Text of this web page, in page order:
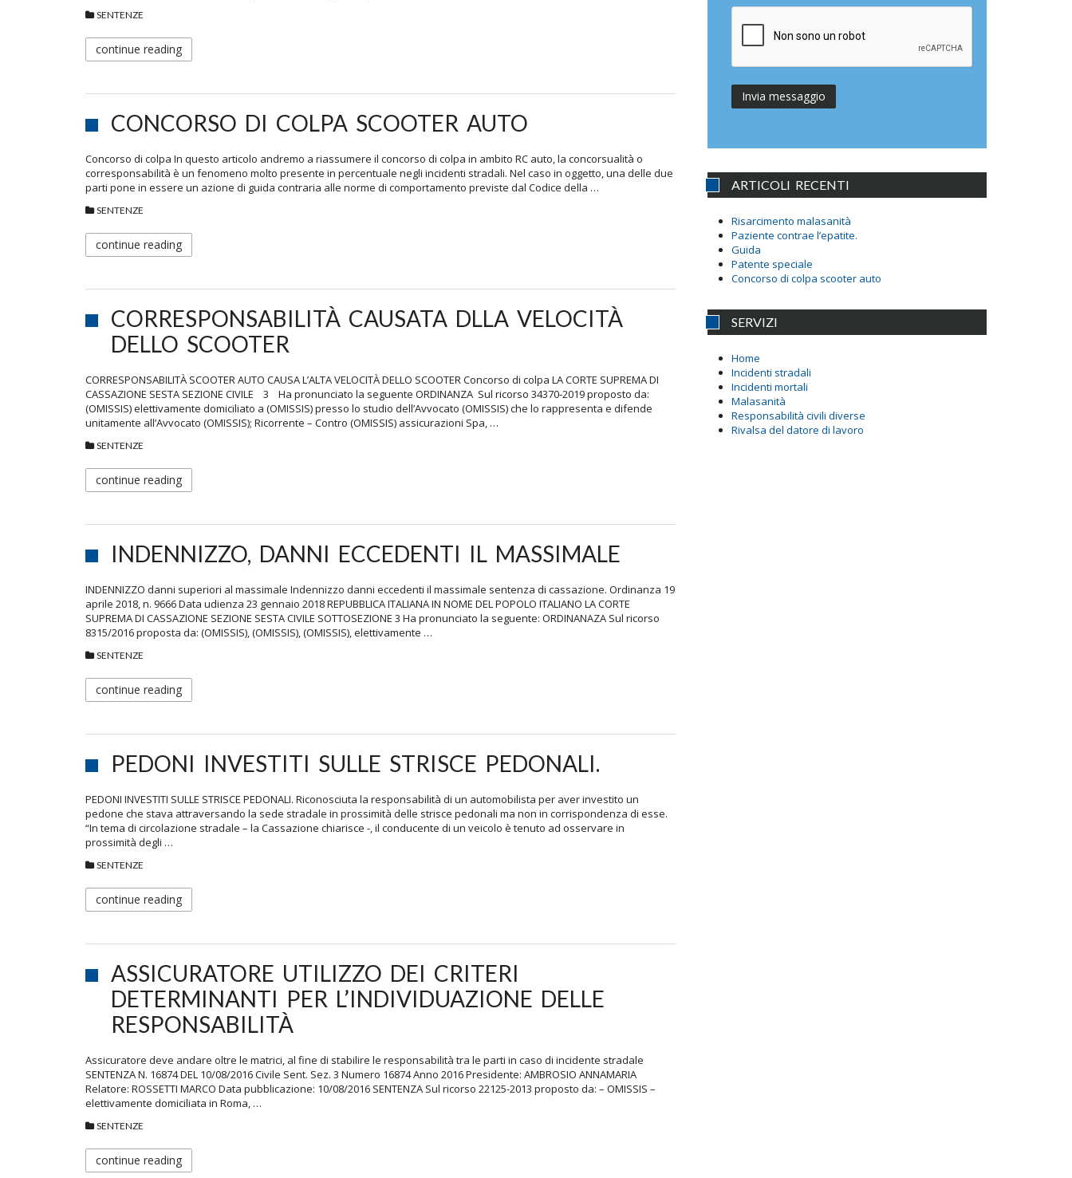
SENTENZE
continue reading
CONCORSO DI COLPA SCOOTER AUTO
Concorso di colpa In questo articolo andremo a riassumere il concorso di colpa in ambito RC auto, la concorsualità o
corresponsabilità è un fenomeno molto presente in percentuale negli incidenti stradali. Nel caso in oggetto, una delle due
parti pone in essere un azione di guida contraria alle norme di comportamento previste dal Codice della …
SENTENZE
continue reading
CORRESPONSABILITÀ CAUSATA DLLA VELOCITÀ
DELLO SCOOTER
CORRESPONSABILITÀ SCOOTER AUTO CAUSA L’ALTA VELOCITÀ DELLO SCOOTER Concorso di colpa LA CORTE SUPREMA DI
CASSAZIONE SESTA SEZIONE CIVILE 3 Ha pronunciato la seguente ORDINANZA Sul ricorso 34370-2019 proposto da:
(OMISSIS) elettivamente domiciliato a (OMISSIS) presso lo studio dell’Avvocato (OMISSIS) che lo rappresenta e difende
unitamente all’Avvocato (OMISSIS); Ricorrente – Contro (OMISSIS) assicurazioni Spa, …
SENTENZE
continue reading
INDENNIZZO, DANNI ECCEDENTI IL MASSIMALE
INDENNIZZO danni superiori al massimale Indennizzo danni eccedenti il massimale sentenza di cassazione. Ordinanza 19
aprile 2018, n. 9666 Data udienza 23 gennaio 2018 REPUBBLICA ITALIANA IN NOME DEL POPOLO ITALIANO LA CORTE
SUPREMA DI CASSAZIONE SEZIONE SESTA CIVILE SOTTOSEZIONE 3 Ha pronunciato la seguente: ORDINANAZA Sul ricorso
8315/2016 proposta da: (OMISSIS), (OMISSIS), (OMISSIS), elettivamente …
SENTENZE
continue reading
PEDONI INVESTITI SULLE STRISCE PEDONALI.
PEDONI INVESTITI SULLE STRISCE PEDONALI. Riconosciuta la responsabilità di un automobilista per aver investito un
pedone che stava attraversando la sede stradale in prossimità delle strisce pedonali ma non in corrispondenza di esse.
“In tema di circolazione stradale – la Cassazione chiarisce -, il conducente di un veicolo è tenuto ad osservare in
prossimità degli …
SENTENZE
continue reading
ASSICURATORE UTILIZZO DEI CRITERI
DETERMINANTI PER L’INDIVIDUAZIONE DELLE
RESPONSABILITÀ
Assicuratore deve andare oltre le matrici, al fine di stabilire le responsabilità tra le parti in caso di incidente stradale
SENTENZA N. 16874 DEL 10/08/2016 Civile Sent. Sez. 3 Numero 16874 Anno 2016 Presidente: AMBROSIO ANNAMARIA
Relatore: ROSSETTI MARCO Data pubblicazione: 10/08/2016 SENTENZA Sul ricorso 22125-2013 proposto da: – OMISSIS –
elettivamente domiciliata in Roma, …
SENTENZE
continue reading
ARTICOLI RECENTI
Risarcimento malasanità
Paziente contrae l’epatite.
Guida
Patente speciale
Concorso di colpa scooter auto
SERVIZI
Home
Incidenti stradali
Incidenti mortali
Malasanità
Responsabilità civili diverse
Rivalsa del datore di lavoro